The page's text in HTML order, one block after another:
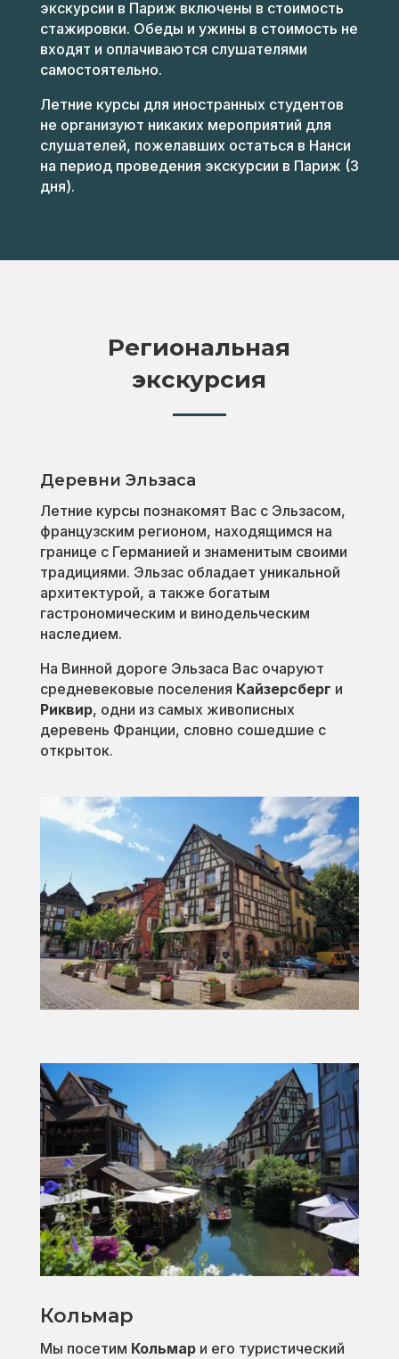
экскурсии в Париж включены в стоимость
стажировки. Обеды и ужины в стоимость не
входят и оплачиваются слушателями
самостоятельно.
Летние курсы для иностранных студентов
не организуют никаких мероприятий для
слушателей, пожелавших остаться в Нанси
на период проведения экскурсии в Париж (3
дня).
Региональная
экскурсия
Деревни Эльзаса
Летние курсы познакомят Вас с Эльзасом,
французским регионом, находящимся на
границе с Германией и знаменитым своими
традициями. Эльзас обладает уникальной
архитектурой, а также богатым
гастрономическим и винодельческим
наследием.
На Винной дороге Эльзаса Вас очаруют
средневековые поселения Кайзерсберг и
Риквир, одни из самых живописных
деревень Франции, словно сошедшие с
открыток.
Кольмар
Мы посетим Кольмари его туристический